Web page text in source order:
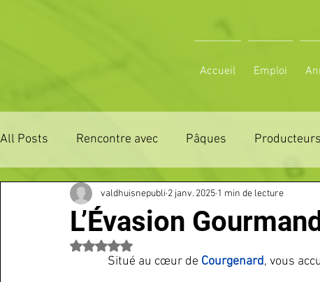
Accueil Emploi
All Posts Rencontre avec Pâques
ZONE DE DISTRIBUTION 28 ZONE DE
3 JOURS LA FERTE COMICE AGRICOLE
L’Évasion
valdhuisnepubli 2 janv. 2025 1 min de lecture
Noté NaN étoiles sur 5.
Situé au cœur de Courgenard, vous